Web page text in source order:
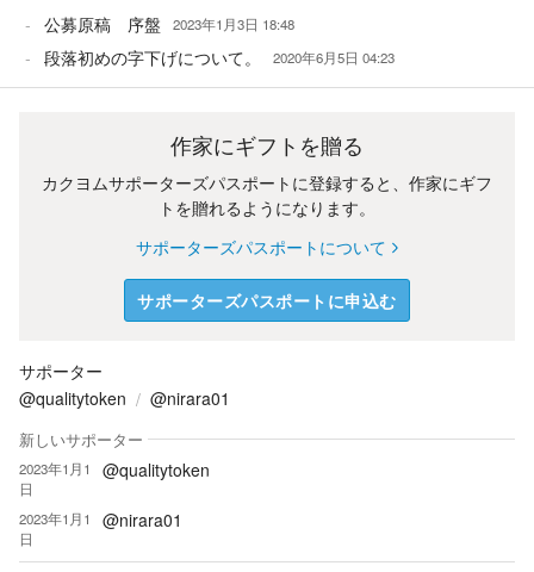
公募原稿 序盤 2023年1月3日 18:48
段落初めの字下げについて。 2020年6月5日 04:23
作家にギフトを贈る
カクヨムサポーターズパスポートに登録すると、作家にギフ
トを贈れるようになります。
サポーターズパスポートについて
サポーターズパスポートに申込む
サポーター
@qualitytoken
@nirara01
新しいサポーター
2023年1月1
日
@qualitytoken
2023年1月1
日
@nirara01